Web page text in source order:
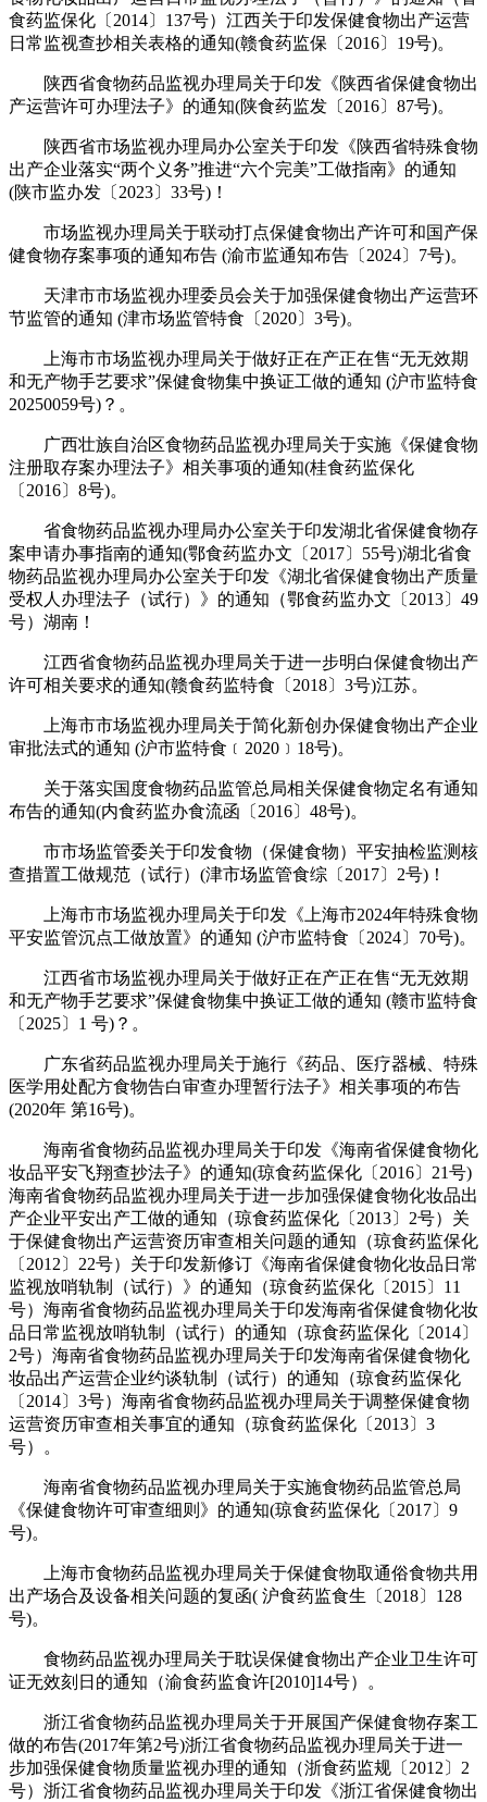
食药监保化〔2014〕137号）江西关于印发保健食物出产运营
日常监视查抄相关表格的通知(赣食药监保〔2016〕19号)。
陕西省食物药品监视办理局关于印发《陕西省保健食物出
产运营许可办理法子》的通知(陕食药监发〔2016〕87号)。
陕西省市场监视办理局办公室关于印发《陕西省特殊食物
出产企业落实“两个义务”推进“六个完美”工做指南》的通知
(陕市监办发〔2023〕33号)！
市场监视办理局关于联动打点保健食物出产许可和国产保
健食物存案事项的通知布告 (渝市监通知布告〔2024〕7号)。
天津市市场监视办理委员会关于加强保健食物出产运营环
节监管的通知 (津市场监管特食〔2020〕3号)。
上海市市场监视办理局关于做好正在产正在售“无无效期
和无产物手艺要求”保健食物集中换证工做的通知 (沪市监特食
20250059号)？。
广西壮族自治区食物药品监视办理局关于实施《保健食物
注册取存案办理法子》相关事项的通知(桂食药监保化
〔2016〕8号)。
省食物药品监视办理局办公室关于印发湖北省保健食物存
案申请办事指南的通知(鄂食药监办文〔2017〕55号)湖北省食
物药品监视办理局办公室关于印发《湖北省保健食物出产质量
受权人办理法子（试行）》的通知（鄂食药监办文〔2013〕49
号）湖南！
江西省食物药品监视办理局关于进一步明白保健食物出产
许可相关要求的通知(赣食药监特食〔2018〕3号)江苏。
上海市市场监视办理局关于简化新创办保健食物出产企业
审批法式的通知 (沪市监特食﹝2020﹞18号)。
关于落实国度食物药品监管总局相关保健食物定名有通知
布告的通知(内食药监办食流函〔2016〕48号)。
市市场监管委关于印发食物（保健食物）平安抽检监测核
查措置工做规范（试行）(津市场监管食综〔2017〕2号)！
上海市市场监视办理局关于印发《上海市2024年特殊食物
平安监管沉点工做放置》的通知 (沪市监特食〔2024〕70号)。
江西省市场监视办理局关于做好正在产正在售“无无效期
和无产物手艺要求”保健食物集中换证工做的通知 (赣市监特食
〔2025〕1 号)？。
广东省药品监视办理局关于施行《药品、医疗器械、特殊
医学用处配方食物告白审查办理暂行法子》相关事项的布告
(2020年 第16号)。
海南省食物药品监视办理局关于印发《海南省保健食物化
妆品平安飞翔查抄法子》的通知(琼食药监保化〔2016〕21号)
海南省食物药品监视办理局关于进一步加强保健食物化妆品出
产企业平安出产工做的通知（琼食药监保化〔2013〕2号）关
于保健食物出产运营资历审查相关问题的通知（琼食药监保化
〔2012〕22号）关于印发新修订《海南省保健食物化妆品日常
监视放哨轨制（试行）》的通知（琼食药监保化〔2015〕11
号）海南省食物药品监视办理局关于印发海南省保健食物化妆
品日常监视放哨轨制（试行）的通知（琼食药监保化〔2014〕
2号）海南省食物药品监视办理局关于印发海南省保健食物化
妆品出产运营企业约谈轨制（试行）的通知（琼食药监保化
〔2014〕3号）海南省食物药品监视办理局关于调整保健食物
运营资历审查相关事宜的通知（琼食药监保化〔2013〕3
号）。
海南省食物药品监视办理局关于实施食物药品监管总局
《保健食物许可审查细则》的通知(琼食药监保化〔2017〕9
号)。
上海市食物药品监视办理局关于保健食物取通俗食物共用
出产场合及设备相关问题的复函( 沪食药监食生〔2018〕128
号)。
食物药品监视办理局关于耽误保健食物出产企业卫生许可
证无效刻日的通知（渝食药监食许[2010]14号）。
浙江省食物药品监视办理局关于开展国产保健食物存案工
做的布告(2017年第2号)浙江省食物药品监视办理局关于进一
步加强保健食物质量监视办理的通知（浙食药监规〔2012〕2
号）浙江省食物药品监视办理局关于印发《浙江省保健食物出